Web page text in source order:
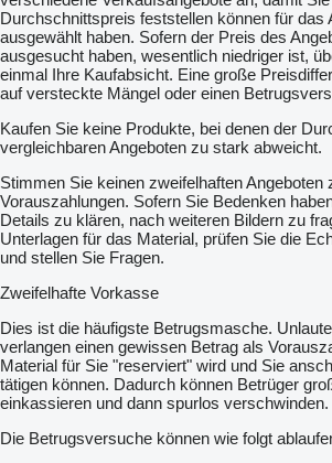
Durchschnittspreis feststellen können für das
ausgewählt haben. Sofern der Preis des
ausgesucht haben, wesentlich niedriger ist,
einmal Ihre Kaufabsicht. Eine große
auf versteckte Mängel oder einen
Kaufen Sie keine Produkte, bei denen der
vergleichbaren Angeboten zu stark abweicht.
Stimmen Sie keinen zweifelhaften Angeboten
Vorauszahlungen. Sofern Sie Bedenken
Details zu klären, nach weiteren Bildern zu
Unterlagen für das Material, prüfen Sie die
und stellen Sie Fragen.
Zweifelhafte Vorkasse
Dies ist die häufigste Betrugsmasche.
verlangen einen gewissen Betrag als
Material für Sie "reserviert" wird und Sie
tätigen können. Dadurch können Betrüger
einkassieren und dann spurlos verschwinden.
Die Betrugsversuche können wie folgt